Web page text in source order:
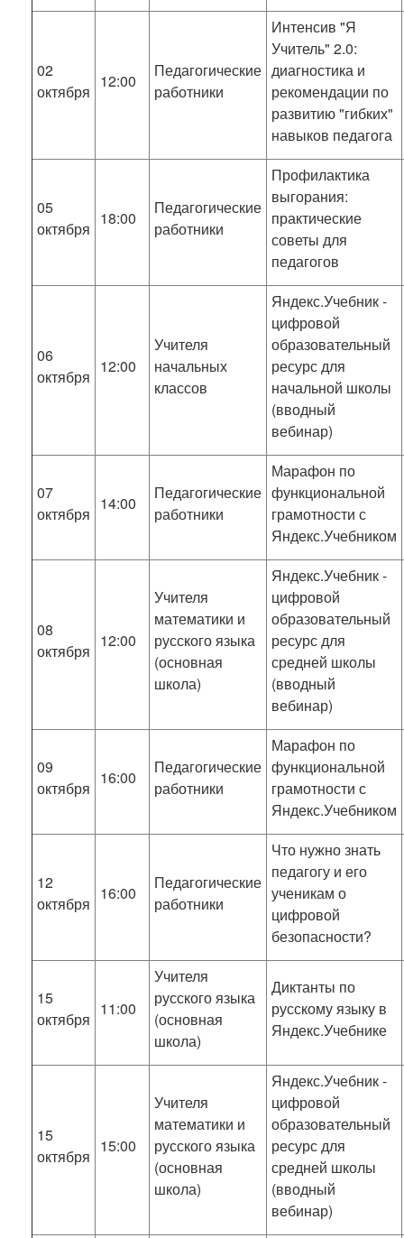
02
октября
12:00
Педагогические
работники
Интенсив "Я
Учитель" 2.0:
диагностика и
рекомендации по
развитию "гибких"
навыков педагога
05
октября
18:00
Педагогические
работники
Профилактика
выгорания:
практические
советы для
педагогов
06
октября
12:00
Учителя
начальных
классов
Яндекс.Учебник -
цифровой
образовательный
ресурс для
начальной школы
(вводный
вебинар)
07
октября
14:00
Педагогические
работники
Марафон по
функциональной
грамотности с
Яндекс.Учебником
08
октября
12:00
Учителя
математики и
русского языка
(основная
школа)
Яндекс.Учебник -
цифровой
образовательный
ресурс для
средней школы
(вводный
вебинар)
09
октября
16:00
Педагогические
работники
Марафон по
функциональной
грамотности с
Яндекс.Учебником
12
октября
16:00
Педагогические
работники
Что нужно знать
педагогу и его
ученикам о
цифровой
безопасности?
15
октября
11:00
Учителя
русского языка
(основная
школа)
Диктанты по
русскому языку в
Яндекс.Учебнике
15
октября
15:00
Учителя
математики и
русского языка
(основная
школа)
Яндекс.Учебник -
цифровой
образовательный
ресурс для
средней школы
(вводный
вебинар)